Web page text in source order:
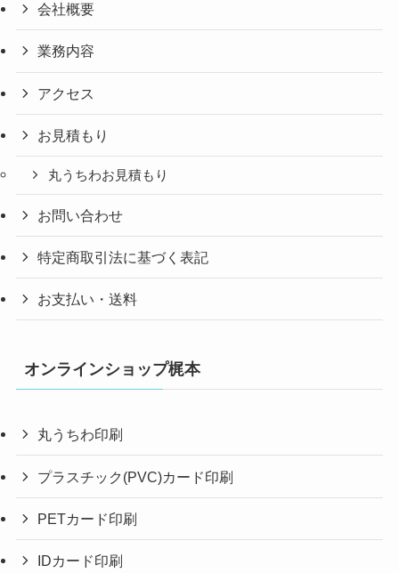
会社概要
業務内容
アクセス
お見積もり
丸うちわお見積もり
お問い合わせ
特定商取引法に基づく表記
お支払い・送料
オンラインショップ梶本
丸うちわ印刷
プラスチック(PVC)カード印刷
PETカード印刷
IDカード印刷